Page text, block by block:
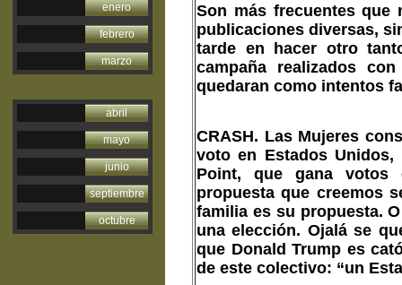
enero
febrero
marzo
abril
mayo
junio
septiembre
octubre
Son más frecuentes que
publicaciones diversas,
tarde en hacer otro
campaña realizados
quedaran como intentos
CRASH. Las Mujeres
voto en Estados
Point, que gana votos
propuesta que creemos
familia es su propuesta.
una elección. Ojalá se
que Donald Trump es
de este colectivo: “un